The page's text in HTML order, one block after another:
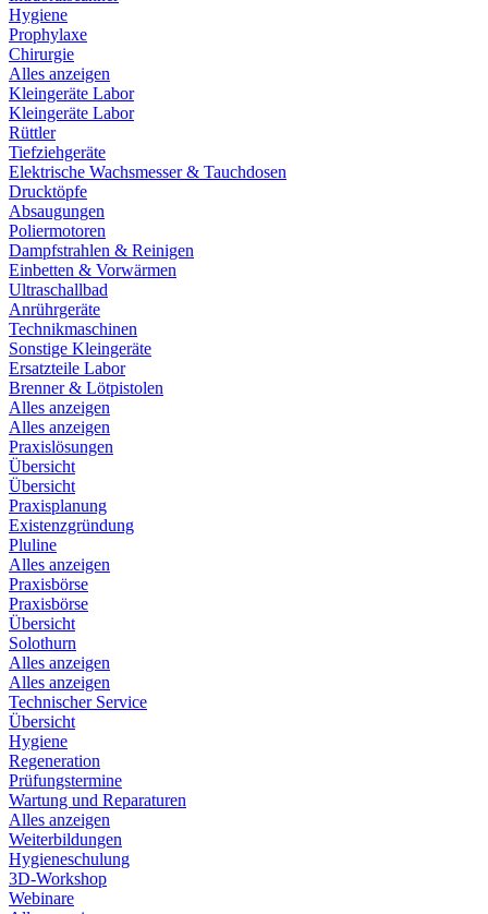
Hygiene
Prophylaxe
Chirurgie
Alles anzeigen
Kleingeräte Labor
Kleingeräte Labor
Rüttler
Tiefziehgeräte
Elektrische Wachsmesser & Tauchdosen
Drucktöpfe
Absaugungen
Poliermotoren
Dampfstrahlen & Reinigen
Einbetten & Vorwärmen
Ultraschallbad
Anrührgeräte
Technikmaschinen
Sonstige Kleingeräte
Ersatzteile Labor
Brenner & Lötpistolen
Alles anzeigen
Alles anzeigen
Praxislösungen
Übersicht
Übersicht
Praxisplanung
Existenzgründung
Pluline
Alles anzeigen
Praxisbörse
Praxisbörse
Übersicht
Solothurn
Alles anzeigen
Alles anzeigen
Technischer Service
Übersicht
Hygiene
Regeneration
Prüfungstermine
Wartung und Reparaturen
Alles anzeigen
Weiterbildungen
Hygieneschulung
3D-Workshop
Webinare